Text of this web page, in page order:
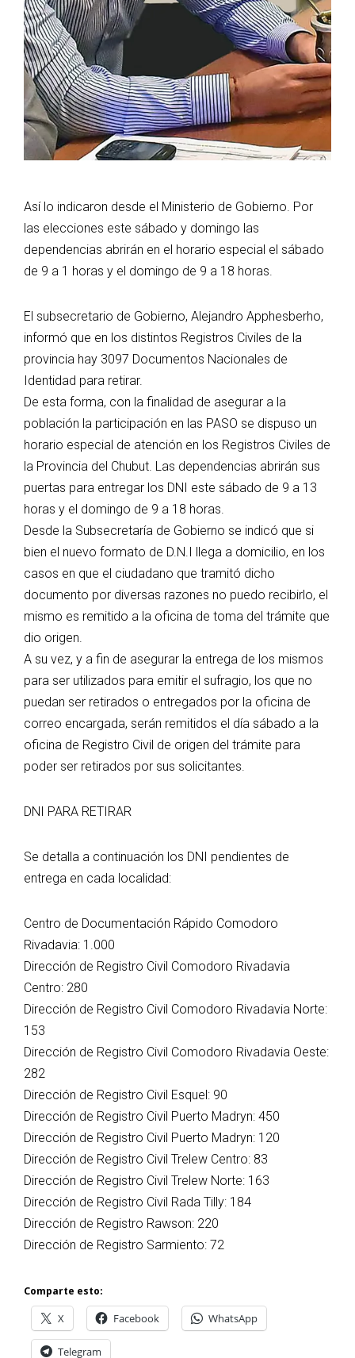
Así lo indicaron desde el Ministerio de Gobierno. Por
las elecciones este sábado y domingo las
dependencias abrirán en el horario especial el sábado
de 9 a 1 horas y el domingo de 9 a 18 horas.
El subsecretario de Gobierno, Alejandro Apphesberho,
informó que en los distintos Registros Civiles de la
provincia hay 3097 Documentos Nacionales de
Identidad para retirar.
De esta forma, con la finalidad de asegurar a la
población la participación en las PASO se dispuso un
horario especial de atención en los Registros Civiles de
la Provincia del Chubut. Las dependencias abrirán sus
puertas para entregar los DNI este sábado de 9 a 13
horas y el domingo de 9 a 18 horas.
Desde la Subsecretaría de Gobierno se indicó que si
bien el nuevo formato de D.N.I llega a domicilio, en los
casos en que el ciudadano que tramitó dicho
documento por diversas razones no puedo recibirlo, el
mismo es remitido a la oficina de toma del trámite que
dio origen.
A su vez, y a fin de asegurar la entrega de los mismos
para ser utilizados para emitir el sufragio, los que no
puedan ser retirados o entregados por la oficina de
correo encargada, serán remitidos el día sábado a la
oficina de Registro Civil de origen del trámite para
poder ser retirados por sus solicitantes.
DNI PARA RETIRAR
Se detalla a continuación los DNI pendientes de
entrega en cada localidad:
Centro de Documentación Rápido Comodoro
Rivadavia: 1.000
Dirección de Registro Civil Comodoro Rivadavia
Centro: 280
Dirección de Registro Civil Comodoro Rivadavia Norte:
153
Dirección de Registro Civil Comodoro Rivadavia Oeste:
282
Dirección de Registro Civil Esquel: 90
Dirección de Registro Civil Puerto Madryn: 450
Dirección de Registro Civil Puerto Madryn: 120
Dirección de Registro Civil Trelew Centro: 83
Dirección de Registro Civil Trelew Norte: 163
Dirección de Registro Civil Rada Tilly: 184
Dirección de Registro Rawson: 220
Dirección de Registro Sarmiento: 72
Comparte esto:
X Facebook WhatsApp
Telegram